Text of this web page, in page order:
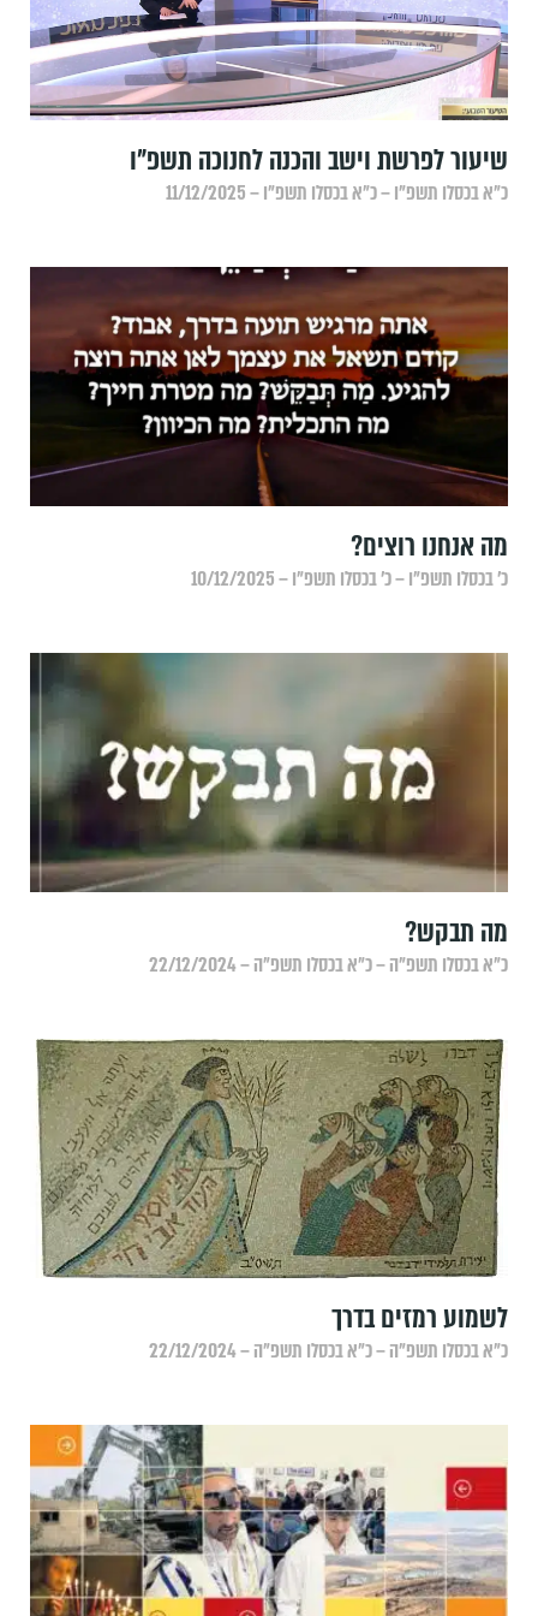
שיעור לפרשת וישב והכנה לחנוכה תשפ"ו
כ״א בכסלו תשפ״ו – כ״א בכסלו תשפ״ו – 11/12/2025
מה אנחנו רוצים?
כ׳ בכסלו תשפ״ו – כ׳ בכסלו תשפ״ו – 10/12/2025
מה תבקש?
כ״א בכסלו תשפ״ה – כ״א בכסלו תשפ״ה – 22/12/2024
לשמוע רמזים בדרך
כ״א בכסלו תשפ״ה – כ״א בכסלו תשפ״ה – 22/12/2024